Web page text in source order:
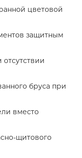
цветовой
защитным
бруса при
вместо